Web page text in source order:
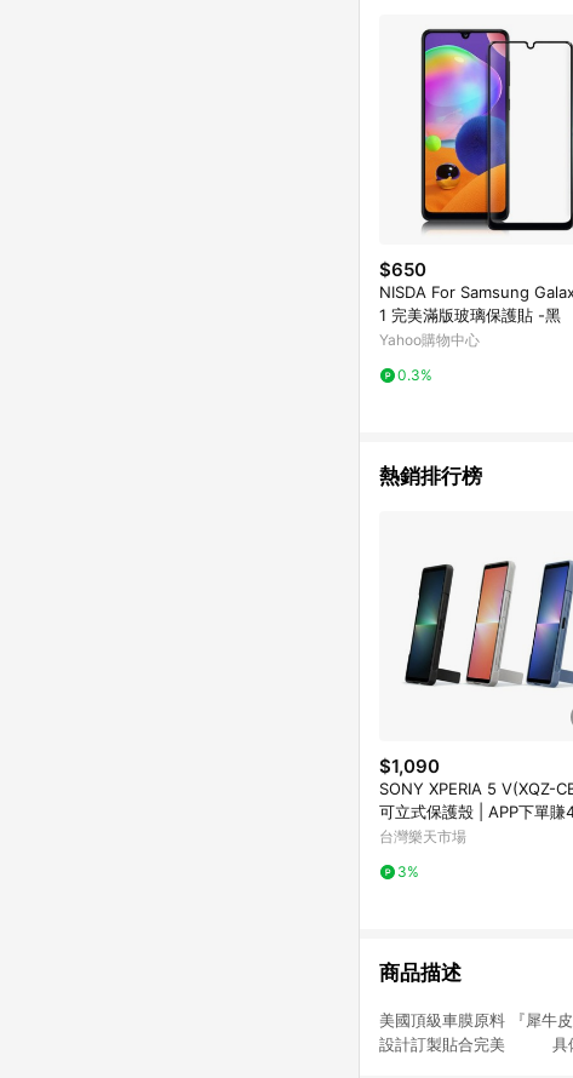
$650
NISDA For Samsung
1 完美滿版玻璃保護貼 -黑
Yahoo購物中心
0.3%
熱銷排行榜
$1,090
SONY XPERIA 5 V(XQZ-
可立式保護殼 | APP下單賺
饋
台灣樂天市場
3%
商品描述
美國頂級車膜原料 『
設計訂製貼合完美 具備